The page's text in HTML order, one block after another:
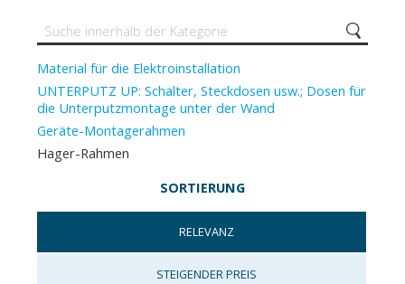
Material für die Elektroinstallation
UNTERPUTZ UP: Schalter, Steckdosen usw.; Dosen für
die Unterputzmontage unter der Wand
Geräte-Montagerahmen
Hager-Rahmen
SORTIERUNG
RELEVANZ
STEIGENDER PREIS